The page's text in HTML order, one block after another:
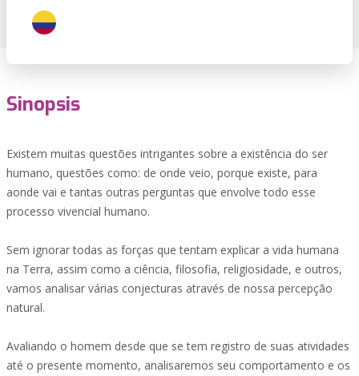
Sinopsis
Existem muitas questões intrigantes sobre a existência do ser
humano, questões como: de onde veio, porque existe, para
aonde vai e tantas outras perguntas que envolve todo esse
processo vivencial humano.
Sem ignorar todas as forças que tentam explicar a vida humana
na Terra, assim como a ciência, filosofia, religiosidade, e outros,
vamos analisar várias conjecturas através de nossa percepção
natural.
Avaliando o homem desde que se tem registro de suas atividades
até o presente momento, analisaremos seu comportamento e os